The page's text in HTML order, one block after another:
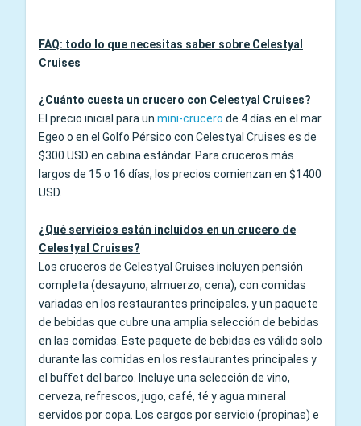
FAQ: todo lo que necesitas saber sobre Celestyal
Cruises
¿Cuánto cuesta un crucero con Celestyal Cruises?
El precio inicial para un mini-crucero de 4 días en el mar
Egeo o en el Golfo Pérsico con Celestyal Cruises es de
$300 USD en cabina estándar. Para cruceros más
largos de 15 o 16 días, los precios comienzan en $1400
USD.
¿Qué servicios están incluidos en un crucero de
Celestyal Cruises?
Los cruceros de Celestyal Cruises incluyen pensión
completa (desayuno, almuerzo, cena), con comidas
variadas en los restaurantes principales, y un paquete
de bebidas que cubre una amplia selección de bebidas
en las comidas. Este paquete de bebidas es válido solo
durante las comidas en los restaurantes principales y
el buffet del barco. Incluye una selección de vino,
cerveza, refrescos, jugo, café, té y agua mineral
servidos por copa. Los cargos por servicio (propinas) e